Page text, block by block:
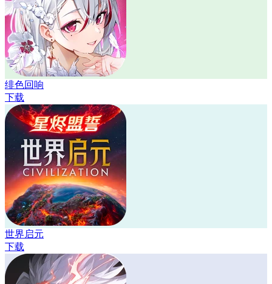
绯色回响
下载
世界启元
下载